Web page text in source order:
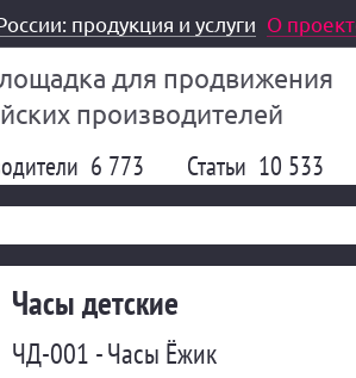
продукция и услуги О
для продвижения
производителей
6 773 Статьи 10 533
Часы детские
ЧД-001 - Часы Ёжик